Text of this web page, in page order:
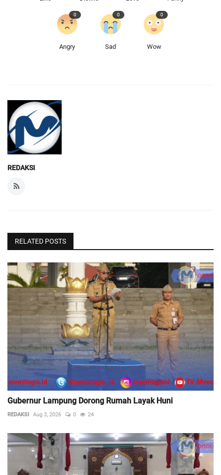
Angry
0
Sad
0
Wow
0
REDAKSI
RELATED POSTS
Gubernur Lampung Dorong Rumah Layak Huni
REDAKSI Aug 3, 2026 0 24